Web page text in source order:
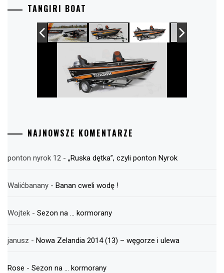
TANGIRI BOAT
NAJNOWSZE KOMENTARZE
ponton nyrok 12 - „Ruska dętka”, czyli ponton Nyrok
Walićbanany - Banan cweli wodę !
Wojtek - Sezon na … kormorany
janusz - Nowa Zelandia 2014 (13) – węgorze i ulewa
Rose - Sezon na … kormorany